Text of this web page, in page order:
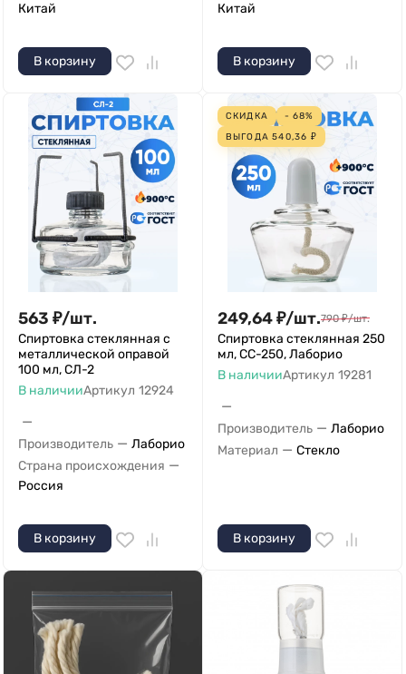
Китай
В корзину
Китай
В корзину
563 ₽/шт.
Спиртовка стеклянная с
металлической оправой
100 мл, СЛ-2
В наличииАртикул 12924
—
Производитель — Лаборио
Страна происхождения —
Россия
В корзину
СКИДКА
- 68%
ВЫГОДА540,36 ₽
249,64₽/шт.790 ₽/шт.
Спиртовка стеклянная 250
мл, СС-250, Лаборио
В наличииАртикул 19281
—
Производитель — Лаборио
Материал — Стекло
В корзину